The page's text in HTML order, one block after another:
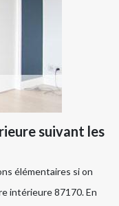
suivant les
élémentaires si on
intérieure 87170. En